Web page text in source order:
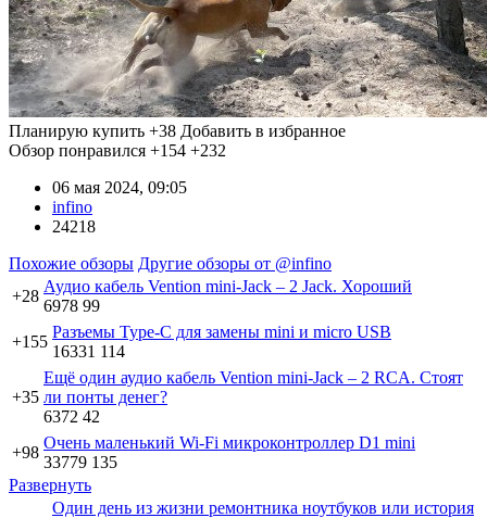
Планирую купить +38 Добавить в избранное
Обзор понравился +154 +232
06 мая 2024, 09:05
infino
24218
Похожие обзоры Другие обзоры от @infino
+28
Аудио кабель Vention mini-Jack – 2 Jack. Хороший
6978 99
+155
Разъемы Type-C для замены mini и micro USB
16331 114
+35
Ещё один аудио кабель Vention mini-Jack – 2 RCA. Стоят
ли понты денег?
6372 42
+98
Очень маленький Wi-Fi микроконтроллер D1 mini
33779 135
Развернуть
Один день из жизни ремонтника ноутбуков или история